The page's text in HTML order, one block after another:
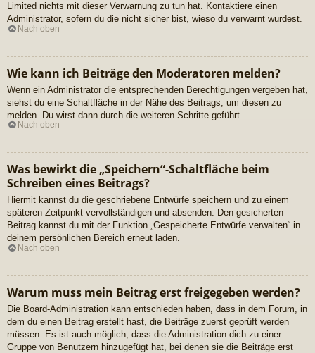
Limited nichts mit dieser Verwarnung zu tun hat. Kontaktiere einen
Administrator, sofern du die nicht sicher bist, wieso du verwarnt wurdest.
Nach oben
Wie kann ich Beiträge den Moderatoren melden?
Wenn ein Administrator die entsprechenden Berechtigungen vergeben hat,
siehst du eine Schaltfläche in der Nähe des Beitrags, um diesen zu
melden. Du wirst dann durch die weiteren Schritte geführt.
Nach oben
Was bewirkt die „Speichern“-Schaltfläche beim
Schreiben eines Beitrags?
Hiermit kannst du die geschriebene Entwürfe speichern und zu einem
späteren Zeitpunkt vervollständigen und absenden. Den gesicherten
Beitrag kannst du mit der Funktion „Gespeicherte Entwürfe verwalten“ in
deinem persönlichen Bereich erneut laden.
Nach oben
Warum muss mein Beitrag erst freigegeben werden?
Die Board-Administration kann entschieden haben, dass in dem Forum, in
dem du einen Beitrag erstellt hast, die Beiträge zuerst geprüft werden
müssen. Es ist auch möglich, dass die Administration dich zu einer
Gruppe von Benutzern hinzugefügt hat, bei denen sie die Beiträge erst